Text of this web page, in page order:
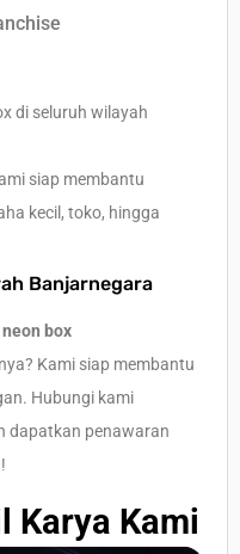
di seluruh wilayah
siap membantu
kecil, toko, hingga
Banjarnegara
box
Kami siap membantu
Hubungi kami
dapatkan penawaran
Karya Kami